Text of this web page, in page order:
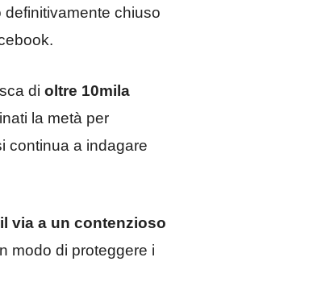
chiuso
di oltre 10mila
la metà per
continua a indagare
via a un contenzioso
modo di proteggere i